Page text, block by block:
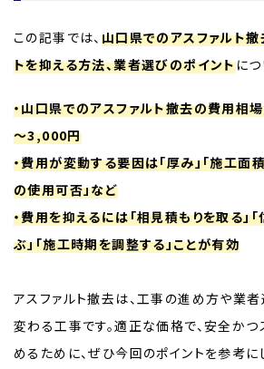
この記事では、 山口県でのアスファルト
トを抑える方法、業者選びのポイントにつ
・山口県でのアスファルト撤去の費用相
～3,000円
・費用が変動する要因は「厚み」「施工面積
の使用可否」など
・費用を抑えるには「相見積もりを取る」
ぶ」「施工時期を調整する」ことが有効
アスファルト撤去は、工事の進め方や業者
変わる工事です。適正な価格で、安全か
めるために、ぜひ今回のポイントを参考に